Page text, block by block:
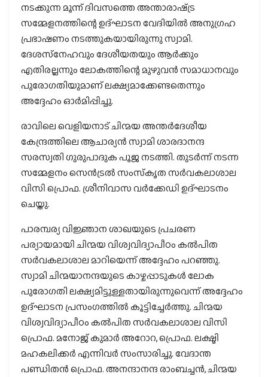
നടക്കുന്ന മൂന്ന് ദിവസത്തെ അന്താരാഷ്‌ട്ര
സമ്മേളനത്തിന്റെ ഉദ്ഘാടന വേദിയില്‍ അനുഗ്രഹ
പ്രഭാഷണം നടത്തുകയായിരുന്നു സ്വാമി.
ദേശസ്‌നേഹവും ദേശീയതയും ആര്‍ക്കും
എതിരല്ലന്നും ലോകത്തിന്റെ മുഴുവന്‍ സമാധാനവും
പുരോഗതിയുമാണ് ലക്ഷ്യമാക്കേണ്ടതെന്നും
അദ്ദേഹം ഓര്‍മിപ്പിച്ചു.
രാവിലെ വെളിയനാട് ചിന്മയ അന്തര്‍ദേശീയ
കേന്ദ്രത്തിലെ ആചാര്യന്‍ സ്വാമി ശാരദാനന്ദ
സരസ്വതി ഗുരുപാദുക പൂജ നടത്തി. തുടര്‍ന്ന് നടന്ന
സമ്മേളനം സെന്‍ട്രല്‍ സംസ്‌കൃത സര്‍വകലാശാല
വിസി പ്രൊഫ. ശ്രീനിവാസ വര്‍ക്കേഡി ഉദ്ഘാടനം
ചെയ്തു.
പാരമ്പര്യ വിജ്ഞാന ശാഖയുടെ പ്രചരണ
പര്യായമായി ചിന്മയ വിശ്വവിദ്യാപീഠം കല്‍പിത
സര്‍വകലാശാല മാറിയെന്ന് അദ്ദേഹം പറഞ്ഞു.
സ്വാമി ചിന്മയാനന്ദയുടെ കാഴ്ചപ്പാടുകള്‍ ലോക
പുരോഗതി ലക്ഷ്യമിട്ടുള്ളതായിരുന്നുവെന്ന് അദ്ദേഹം
ഉദ്ഘാടന പ്രസംഗത്തില്‍ കൂട്ടിച്ചേര്‍ത്തു. ചിന്മയ
വിശ്വവിദ്യാപീഠം കല്‍പിത സര്‍വകലാശാല വിസി
പ്രൊഫ. മനോജ് കുമാര്‍ അറോറ, പ്രൊഫ. ലക്ഷ്മി
മഹകലിക്കര്‍ എന്നിവര്‍ സംസാരിച്ചു. വേദാന്ത
പണ്ഡിതന്‍ പ്രൊഫ. അനന്ദാനന്ദ രാംബച്ചന്‍, ചിന്മയ